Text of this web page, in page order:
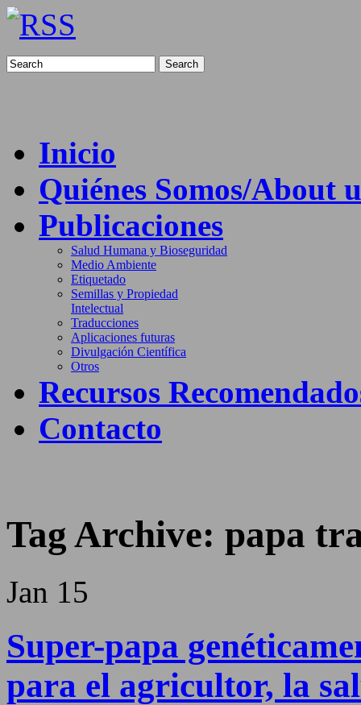
Search
Inicio
Quiénes Somos/About
Publicaciones
Salud Humana y Bioseguridad
Medio Ambiente
Etiquetado
Semillas y Propiedad
Intelectual
Traducciones
Aplicaciones futuras
Divulgación Científica
Otros
Recursos
Contacto
Tag Archive: papa
Jan 15
Super-papa
para el agricultor, la